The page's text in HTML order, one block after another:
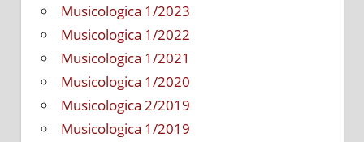
Musicologica 1/2023
Musicologica 1/2022
Musicologica 1/2021
Musicologica 1/2020
Musicologica 2/2019
Musicologica 1/2019